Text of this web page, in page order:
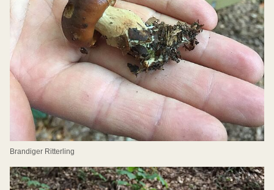
Brandiger Ritterling